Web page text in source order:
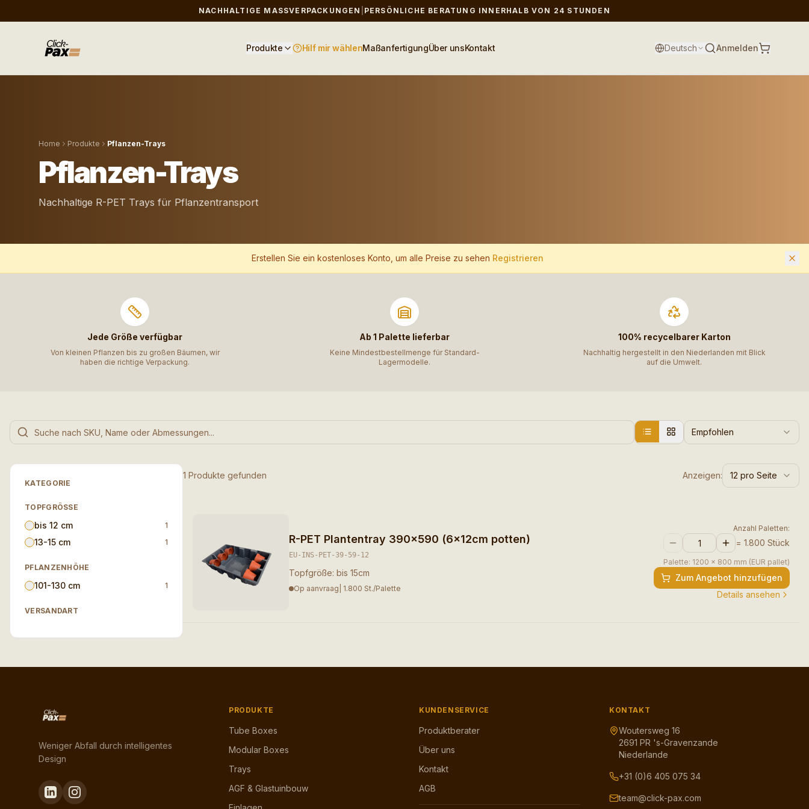
NACHHALTIGE MASSVERPACKUNGEN PERSÖNLICHE BERATUNG INNERHALB VON 24 STUNDEN
Produkte Hilf mir wählenMaßanfertigungÜber unsKontakt Deutsch Anmelden
Home Produkte Pflanzen-Trays
Pflanzen-Trays
Nachhaltige R-PET Trays für Pflanzentransport
Erstellen Sie ein kostenloses Konto, um alle Preise zu sehen Registrieren
Jede Größe verfügbar
Von kleinen Pflanzen bis zu großen Bäumen, wir
haben die richtige Verpackung.
Ab 1 Palette lieferbar
Keine Mindestbestellmenge für Standard-
Lagermodelle.
100% recycelbarer Karton
Nachhaltig hergestellt in den Niederlanden mit Blick
auf die Umwelt.
Empfohlen
KATEGORIE
TOPFGRÖSSE
bis 12 cm 1
13-15 cm 1
PFLANZENHÖHE
101-130 cm 1
VERSANDART
1 Produkte gefunden Anzeigen: 12 pro Seite
R-PET Plantentray 390×590 (6×12cm potten)
EU-INS-PET-39-59-12
Topfgröße: bis 15cm
Op aanvraag 1.800 St./Palette
Anzahl Paletten:
= 1.800 Stück
Palette: 1200 x 800 mm (EUR pallet)
Zum Angebot hinzufügen
Details ansehen
Weniger Abfall durch intelligentes
Design
PRODUKTE
Tube Boxes
Modular Boxes
Trays
AGF & Glastuinbouw
KUNDENSERVICE
Produktberater
Über uns
Kontakt
AGB
KONTAKT
Woutersweg 16
2691 PR 's-Gravenzande
Niederlande
+31 (0)6 405 075 34
team@click-pax.com